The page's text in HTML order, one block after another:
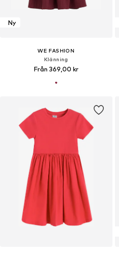
Ny
WE FASHION
Klänning
Från 369,00 kr